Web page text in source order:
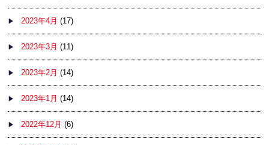
2023年4月 (17)
2023年3月 (11)
2023年2月 (14)
2023年1月 (14)
2022年12月 (6)